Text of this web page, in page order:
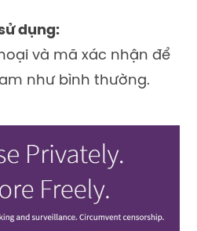
dụng:
và mã xác nhận để
như bình thường.